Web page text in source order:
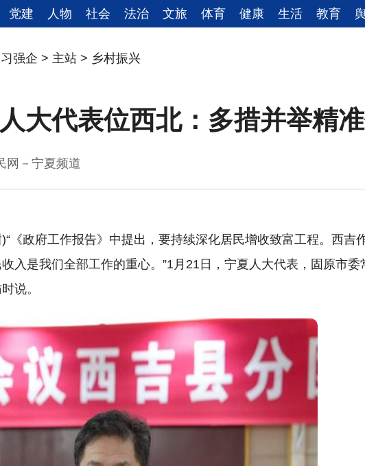
党建 人物 社会 法治 文旅 体育 健康 生活 教育
强企 > 主站 > 乡村振兴
大代表位西北：多措并举精
网－宁夏频道
《政府工作报告》中提出，要持续深化居民增收致富工程。西吉
入是我们全部工作的重心。”1月21日，宁夏人大代表，固原市委
说。